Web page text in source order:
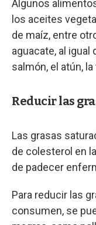
Algunos
los aceites
de maíz, entre
aguacate, al igual
salmón, el atún,
Reducir las
Las grasas
de colesterol en
de padecer
Para reducir las
consumen, se